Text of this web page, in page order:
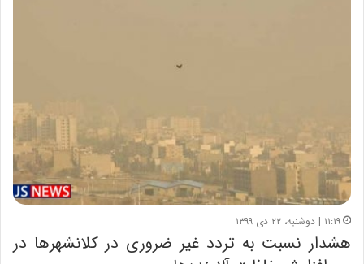
۱۱:۱۹ | دوشنبه، ۲۲ دی ۱۳۹۹
هشدار نسبت به تردد غیر ضروری در کلانشهرها در